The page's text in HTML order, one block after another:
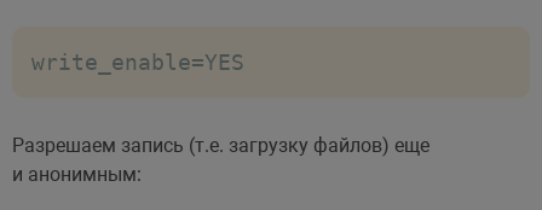
write_enable=YES
Разрешаем запись (т.е. загрузку файлов) еще
и анонимным: